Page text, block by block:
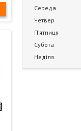
Середа
Четвер
Пʼятниця
Субота
Неділя